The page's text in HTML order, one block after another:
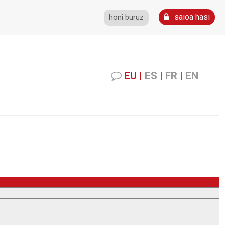
honi buruz saioa hasi
EU | ES | FR | EN